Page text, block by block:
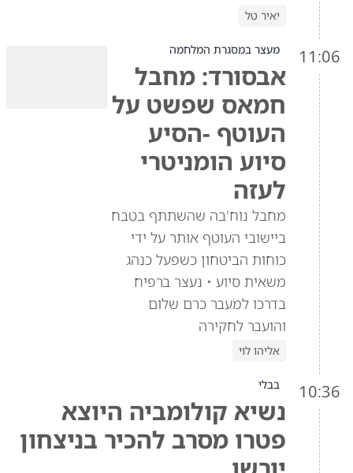
יאיר טל
11:06 מעצר במסגרת המלחמה
אבסורד: מחבל
חמאס שפשט על
העוטף -הסיע
סיוע הומניטרי
לעזה
מחבל נוח'בה שהשתתף בטבח
ביישובי העוטף אותר על ידי
כוחות הביטחון כשפעל כנהג
משאית סיוע • נעצר ברפיח
בדרכו למעבר כרם שלום
והועבר לחקירה
אליהו לוי
10:36 בבלי
נשיא קולומביה היוצא
פטרו מסרב להכיר בניצחון